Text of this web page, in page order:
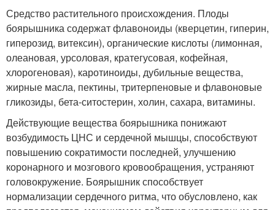
Средство растительного происхождения. Плоды
боярышника содержат флавоноиды (кверцетин, гиперин,
гиперозид, витексин), органические кислоты (лимонная,
олеановая, урсоловая, кратегусовая, кофейная,
хлорогеновая), каротиноиды, дубильные вещества,
жирные масла, пектины, тритерпеновые и флавоновые
гликозиды, бета-ситостерин, холин, сахара, витамины.
Действующие вещества боярышника понижают
возбудимость ЦНС и сердечной мышцы, способствуют
повышению сократимости последней, улучшению
коронарного и мозгового кровообращения, устраняют
головокружение. Боярышник способствует
нормализации сердечного ритма, что обусловлено, как